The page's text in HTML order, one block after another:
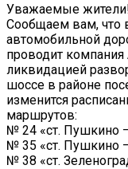
Уважаемые
Сообщаем вам, что
автомобильной
проводит
ликвидацией
шоссе в районе
изменится
маршрутов:
№ 24 «ст. Пушкино
№ 35 «ст. Пушкино
№ 38 «ст.